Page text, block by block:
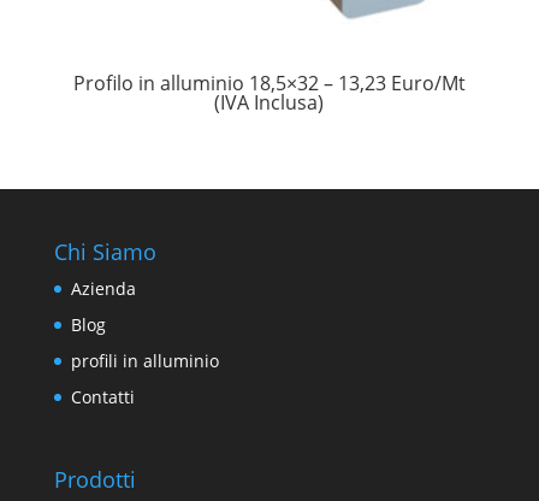
Profilo in alluminio 18,5×32 – 13,23 Euro/Mt
(IVA Inclusa)
Chi Siamo
Azienda
Blog
profili in alluminio
Contatti
Prodotti